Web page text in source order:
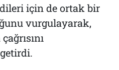
için de ortak bir
vurgulayarak,